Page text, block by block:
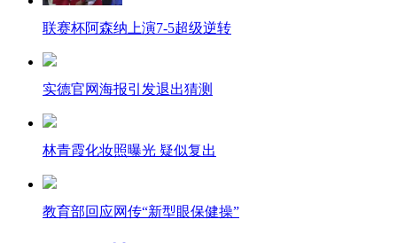
联赛杯阿森纳上演7-5超级逆转
实德官网海报引发退出猜测
林青霞化妆照曝光 疑似复出
教育部回应网传“新型眼保健操”